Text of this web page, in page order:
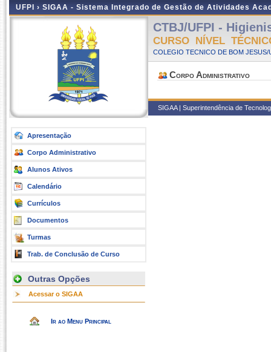
UFPI › SIGAA - Sistema Integrado de Gestão de Atividades
Apresentação
Corpo Administrativo
Alunos Ativos
Calendário
Currículos
Documentos
Turmas
Trab. de Conclusão de Curso
Outras Opções
Acessar o SIGAA
Ir ao Menu Principal
CTBJ/UFPI -
CURSO NÍVEL
COLEGIO TECNICO DE BOM JESUS/
Corpo Administrativo
SIGAA | Superintendência de